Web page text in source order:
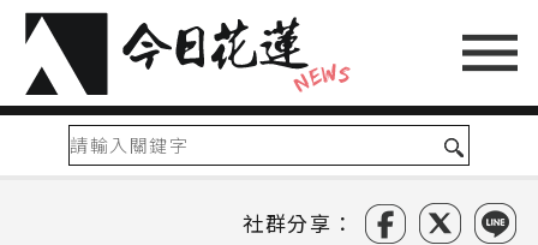
社群分享：